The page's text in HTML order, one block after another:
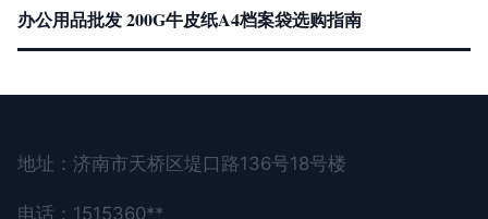
办公用品批发 200G牛皮纸A4档案袋选购指南
地址：济南市天桥区堤口路136号18号楼
电话：1515360**